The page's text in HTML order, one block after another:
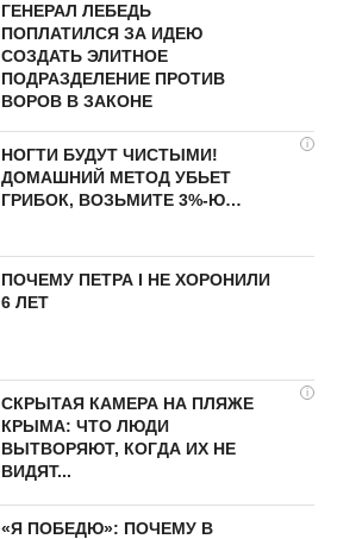
ГЕНЕРАЛ ЛЕБЕДЬ
ПОПЛАТИЛСЯ ЗА ИДЕЮ
СОЗДАТЬ ЭЛИТНОЕ
ПОДРАЗДЕЛЕНИЕ ПРОТИВ
ВОРОВ В ЗАКОНЕ
i
НОГТИ БУДУТ ЧИСТЫМИ!
ДОМАШНИЙ МЕТОД УБЬЕТ
ГРИБОК, ВОЗЬМИТЕ 3%-Ю…
ПОЧЕМУ ПЕТРА I НЕ ХОРОНИЛИ
6 ЛЕТ
i
СКРЫТАЯ КАМЕРА НА ПЛЯЖЕ
КРЫМА: ЧТО ЛЮДИ
ВЫТВОРЯЮТ, КОГДА ИХ НЕ
ВИДЯТ...
«Я ПОБЕДЮ»: ПОЧЕМУ В